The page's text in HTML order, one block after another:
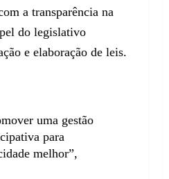
a transparência na
do legislativo
e elaboração de leis.
uma gestão
para
melhor”,